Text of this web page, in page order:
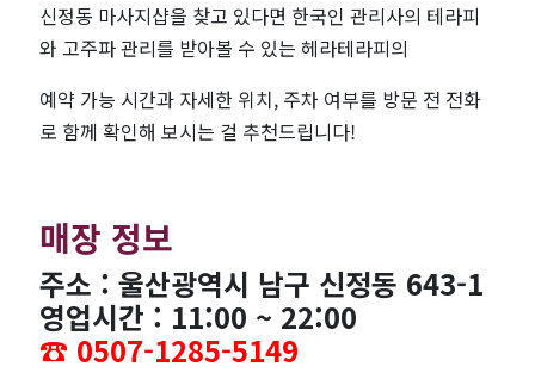
신정동 마사지샵을 찾고 있다면 한국인 관리사의 테라피
와 고주파 관리를 받아볼 수 있는 헤라테라피의
예약 가능 시간과 자세한 위치, 주차 여부를 방문 전 전화
로 함께 확인해 보시는 걸 추천드립니다!
매장 정보
주소 : 울산광역시 남구 신정동 643-1
영업시간 : 11:00 ~ 22:00
☎️ 0507-1285-5149